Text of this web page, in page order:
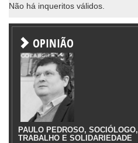
Não há inqueritos válidos.
OPINIÃO
PAULO PEDROSO,
TRABALHO E SOLIDARIEDADE